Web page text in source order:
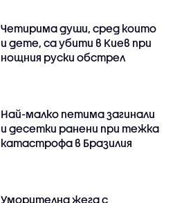
Четирима души, сред които
и дете, са убити в Киев при
нощния руски обстрел
Най-малко петима загинали
и десетки ранени при тежка
катастрофа в Бразилия
Уморителна жега с